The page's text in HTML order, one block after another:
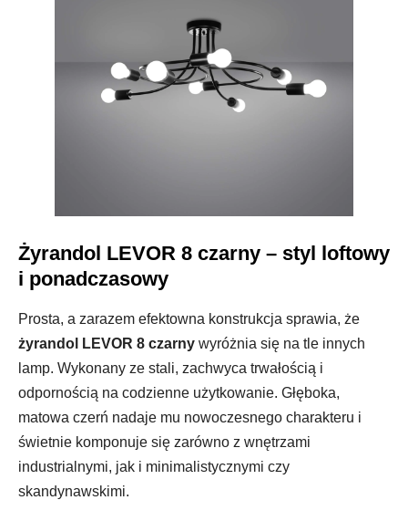
Żyrandol LEVOR 8 czarny – styl loftowy
i ponadczasowy
Prosta, a zarazem efektowna konstrukcja sprawia, że
żyrandol LEVOR 8 czarny wyróżnia się na tle innych
lamp. Wykonany ze stali, zachwyca trwałością i
odpornością na codzienne użytkowanie. Głęboka,
matowa czerń nadaje mu nowoczesnego charakteru i
świetnie komponuje się zarówno z wnętrzami
industrialnymi, jak i minimalistycznymi czy
skandynawskimi.